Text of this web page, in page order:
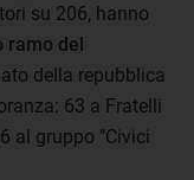
su 206, hanno
ramo del
della repubblica
63 a Fratelli
al gruppo "Civici